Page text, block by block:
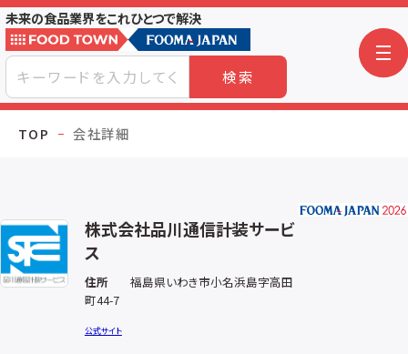
未来の食品業界をこれひとつで解決
検索
TOP 会社詳細
株式会社品川通信計装サービ
ス
住所
福島県いわき市小名浜島字高田
町44-7
公式サイト